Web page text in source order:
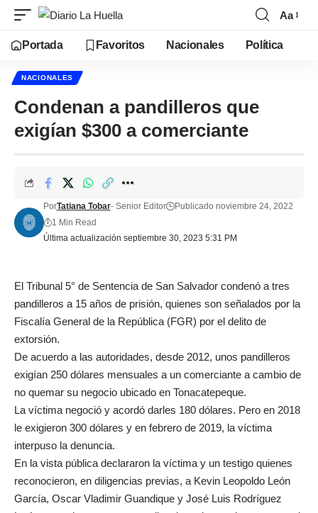
Aa
Portada Favoritos Nacionales Política
NACIONALES
Condenan a pandilleros que
exigían $300 a comerciante
Última actualización septiembre 30, 2023 5:31 PM
PorTatiana Tobar- Senior Editor
Publicado noviembre 24, 2022
1 Min Read
El Tribunal 5° de Sentencia de San Salvador condenó a tres
pandilleros a 15 años de prisión, quienes son señalados por la
Fiscalía General de la República (FGR) por el delito de
extorsión.
De acuerdo a las autoridades, desde 2012, unos pandilleros
exigían 250 dólares mensuales a un comerciante a cambio de
no quemar su negocio ubicado en Tonacatepeque.
La víctima negoció y acordó darles 180 dólares. Pero en 2018
le exigieron 300 dólares y en febrero de 2019, la víctima
interpuso la denuncia.
En la vista pública declararon la víctima y un testigo quienes
reconocieron, en diligencias previas, a Kevin Leopoldo León
García, Oscar Vladimir Guandique y José Luis Rodríguez